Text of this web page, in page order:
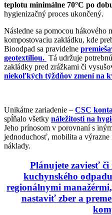
teplotu minimálne 70°C po
hygienizačný proces ukončený.
Následne sa pomocou hákového
kompostovaciu zakládku, kde
Bioodpad sa pravidelne
geotextíliou. Tá udržuje
zakládky pred zrážkami či
niekoľkých týždňov zmení na
Unikátne zariadenie – CSC
spĺňalo všetky náležitosti na
Jeho prínosom v porovnaní s
jednoduchosť, mobilita a výrazne
náklady.
Plánujete zaviesť
kuchynského
regionálnymi
nastaviť zber a